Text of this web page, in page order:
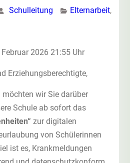
Schulleitung Elternarbeit,
2026 21:55 Uhr
Erziehungsberechtigte,
wir Sie darüber
Schule ab sofort das
zur digitalen
von Schülerinnen
ist es, Krankmeldungen